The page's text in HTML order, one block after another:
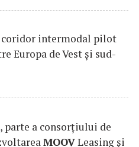
coridor intermodal pilot
Europa de Vest și sud-
parte a consorțiului de
MOOVLeasing și